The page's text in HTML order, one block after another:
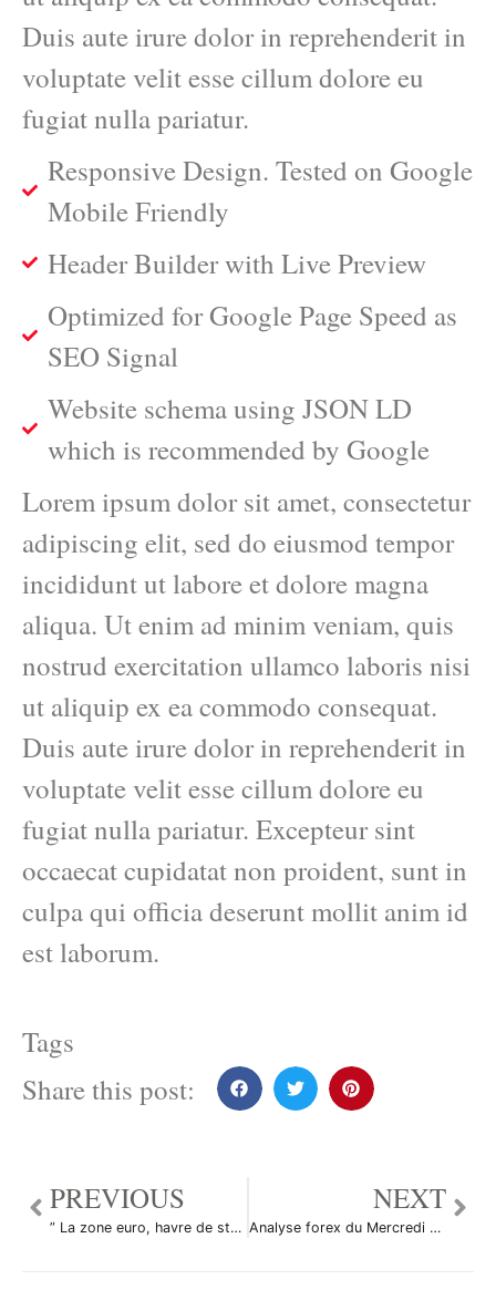
Duis aute irure dolor in reprehenderit in
voluptate velit esse cillum dolore eu
fugiat nulla pariatur.
Responsive Design. Tested on Google
Mobile Friendly
Header Builder with Live Preview
Optimized for Google Page Speed as
SEO Signal
Website schema using JSON LD
which is recommended by Google
Lorem ipsum dolor sit amet, consectetur
adipiscing elit, sed do eiusmod tempor
incididunt ut labore et dolore magna
aliqua. Ut enim ad minim veniam, quis
nostrud exercitation ullamco laboris nisi
ut aliquip ex ea commodo consequat.
Duis aute irure dolor in reprehenderit in
voluptate velit esse cillum dolore eu
fugiat nulla pariatur. Excepteur sint
occaecat cupidatat non proident, sunt in
culpa qui officia deserunt mollit anim id
est laborum.
Tags
Share this post:
PREVIOUS
” La zone euro, havre de stabilité “
NEXT
Analyse forex du Mercredi 4/06/08